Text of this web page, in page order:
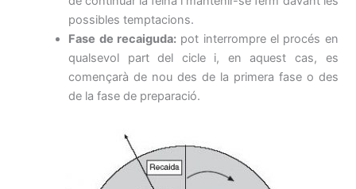
possibles temptacions.
Fase de recaiguda:pot interrompre el procés en
qualsevol part del cicle i, en aquest cas, es
començarà de nou des de la primera fase o des
de la fase de preparació.